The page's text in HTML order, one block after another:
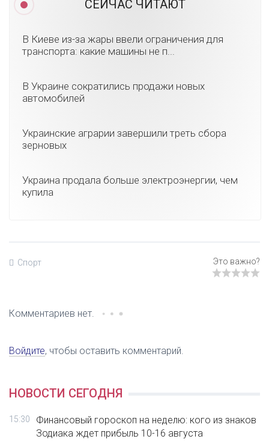
СЕЙЧАС ЧИТАЮТ
В Киеве из-за жары ввели ограничения для
транспорта: какие машины не п...
В Украине сократились продажи новых
автомобилей
Украинские аграрии завершили треть сбора
зерновых
Украина продала больше электроэнергии, чем
купила
Спорт
Комментариев нет.
Войдите, чтобы оставить комментарий.
НОВОСТИ СЕГОДНЯ
15:30
Финансовый гороскоп на неделю: кого из знаков
Зодиака ждет прибыль 10-16 августа